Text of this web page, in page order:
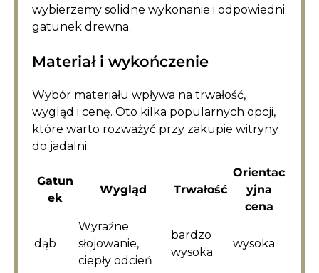
wybierzemy solidne wykonanie i odpowiedni
gatunek drewna.
Materiał i wykończenie
Wybór materiału wpływa na trwałość,
wygląd i cenę. Oto kilka popularnych opcji,
które warto rozważyć przy zakupie witryny
do jadalni.
Gatun
ek
Wygląd Trwałość
Orientac
yjna
cena
dąb
Wyraźne
słojowanie,
ciepły odcień
bardzo
wysoka
wysoka